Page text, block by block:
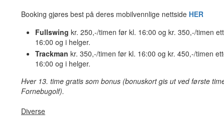
Booking gjøres best på deres mobilvennlige nettside HER
Fullswing kr. 250,-/timen før kl. 16:00 og kr. 350,-/timen
16:00 og i helger.
Trackman kr. 350,-/timen før kl. 16:00 og kr. 450,-/timen
16:00 og i helger.
Hver 13. time gratis som bonus (bonuskort gis ut ved første
Fornebugolf).
Diverse